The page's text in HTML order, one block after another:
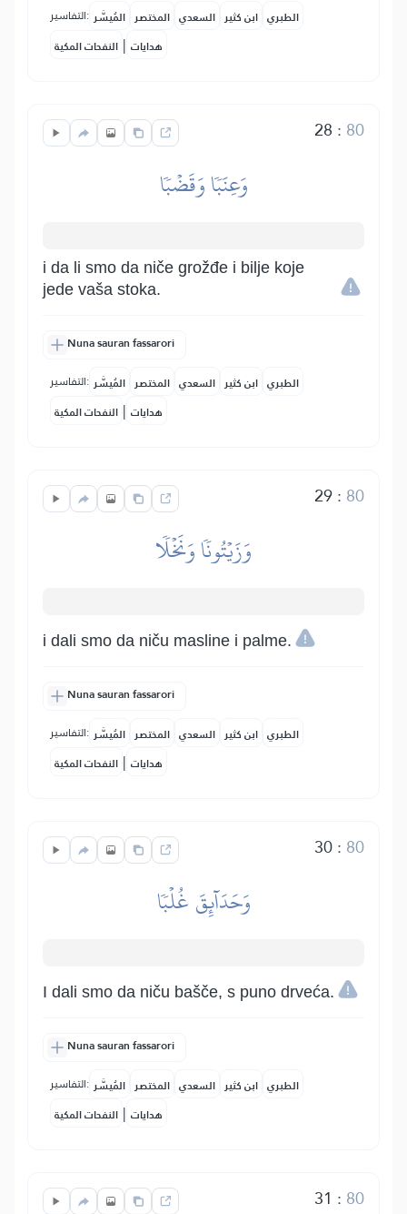
التفاسير: المُيسَّر المختصر السعدي ابن كثير الطبري
النفحات المكية | هدايات
28 : 80
وَعِنَبٗا وَقَضۡبٗا
i da li smo da niče grožđe i bilje koje
jede vaša stoka.
Nuna sauran fassarori
التفاسير: المُيسَّر المختصر السعدي ابن كثير الطبري
النفحات المكية | هدايات
29: 80
وَزَيۡتُونٗا وَنَخۡلٗا
i dali smo da niču masline i palme.
Nuna sauran fassarori
التفاسير: المُيسَّر المختصر السعدي ابن كثير الطبري
النفحات المكية | هدايات
30: 80
وَحَدَآئِقَ غُلۡبٗا
I dali smo da niču bašče, s puno drveća.
Nuna sauran fassarori
التفاسير: المُيسَّر المختصر السعدي ابن كثير الطبري
النفحات المكية | هدايات
31 : 80